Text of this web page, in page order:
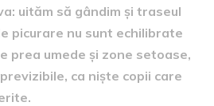
uităm să gândim și traseul
picurare nu sunt echilibrate
prea umede și zone setoase,
ca niște copii care